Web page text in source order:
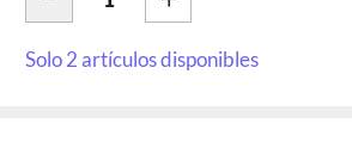
Solo 2 artículos disponibles